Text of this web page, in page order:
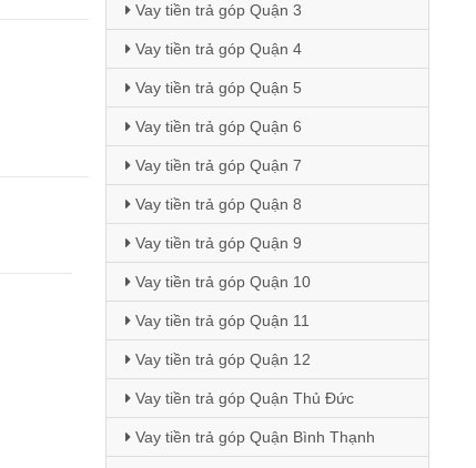
Vay tiền trả góp Quận 3
Vay tiền trả góp Quận 4
Vay tiền trả góp Quận 5
Vay tiền trả góp Quận 6
Vay tiền trả góp Quận 7
Vay tiền trả góp Quận 8
Vay tiền trả góp Quận 9
Vay tiền trả góp Quận 10
Vay tiền trả góp Quận 11
Vay tiền trả góp Quận 12
Vay tiền trả góp Quận Thủ Đức
Vay tiền trả góp Quận Bình Thạnh